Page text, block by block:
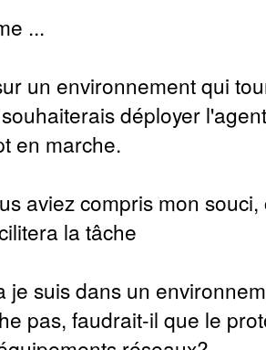
...
un environnement qui
déployer
en marche.
aviez compris mon
la tâche
je suis dans un
pas, faudrait-il que le